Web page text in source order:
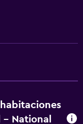
National